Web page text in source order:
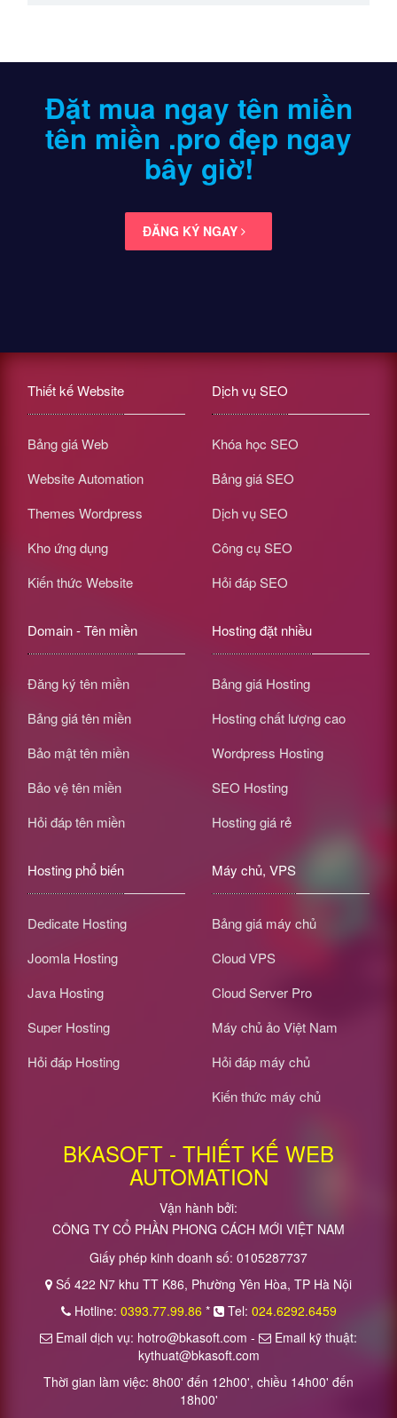
Đặt mua ngay tên miền
tên miền .prođẹp ngay
bây giờ!
ĐĂNG KÝ NGAY
Thiết kế Website
Bảng giá Web
Website Automation
Themes Wordpress
Kho ứng dụng
Kiến thức Website
Dịch vụ SEO
Khóa học SEO
Bảng giá SEO
Dịch vụ SEO
Công cụ SEO
Hỏi đáp SEO
Domain - Tên miền
Đăng ký tên miền
Bảng giá tên miền
Bảo mật tên miền
Bảo vệ tên miền
Hỏi đáp tên miền
Hosting đặt nhiều
Bảng giá Hosting
Hosting chất lượng cao
Wordpress Hosting
SEO Hosting
Hosting giá rẻ
Hosting phổ biến
Dedicate Hosting
Joomla Hosting
Java Hosting
Super Hosting
Hỏi đáp Hosting
Máy chủ, VPS
Bảng giá máy chủ
Cloud VPS
Cloud Server Pro
Máy chủ ảo Việt Nam
Hỏi đáp máy chủ
Kiến thức máy chủ
BKASOFT - THIẾT KẾ WEB
AUTOMATION
Vận hành bởi:
CÔNG TY CỔ PHẦN PHONG CÁCH MỚI VIỆT NAM
Giấy phép kinh doanh số: 0105287737
Số 422 N7 khu TT K86, Phường Yên Hòa, TP Hà Nội
Hotline: 0393.77.99.86 * Tel: 024.6292.6459
Email dịch vụ: hotro@bkasoft.com -
Email kỹ thuật:
kythuat@bkasoft.com
Thời gian làm việc: 8h00' đến 12h00', chiều 14h00' đến
18h00'